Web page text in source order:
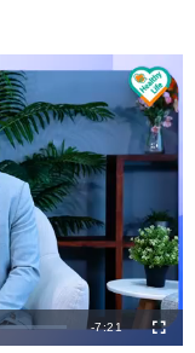
剩
-7:21
全
螢